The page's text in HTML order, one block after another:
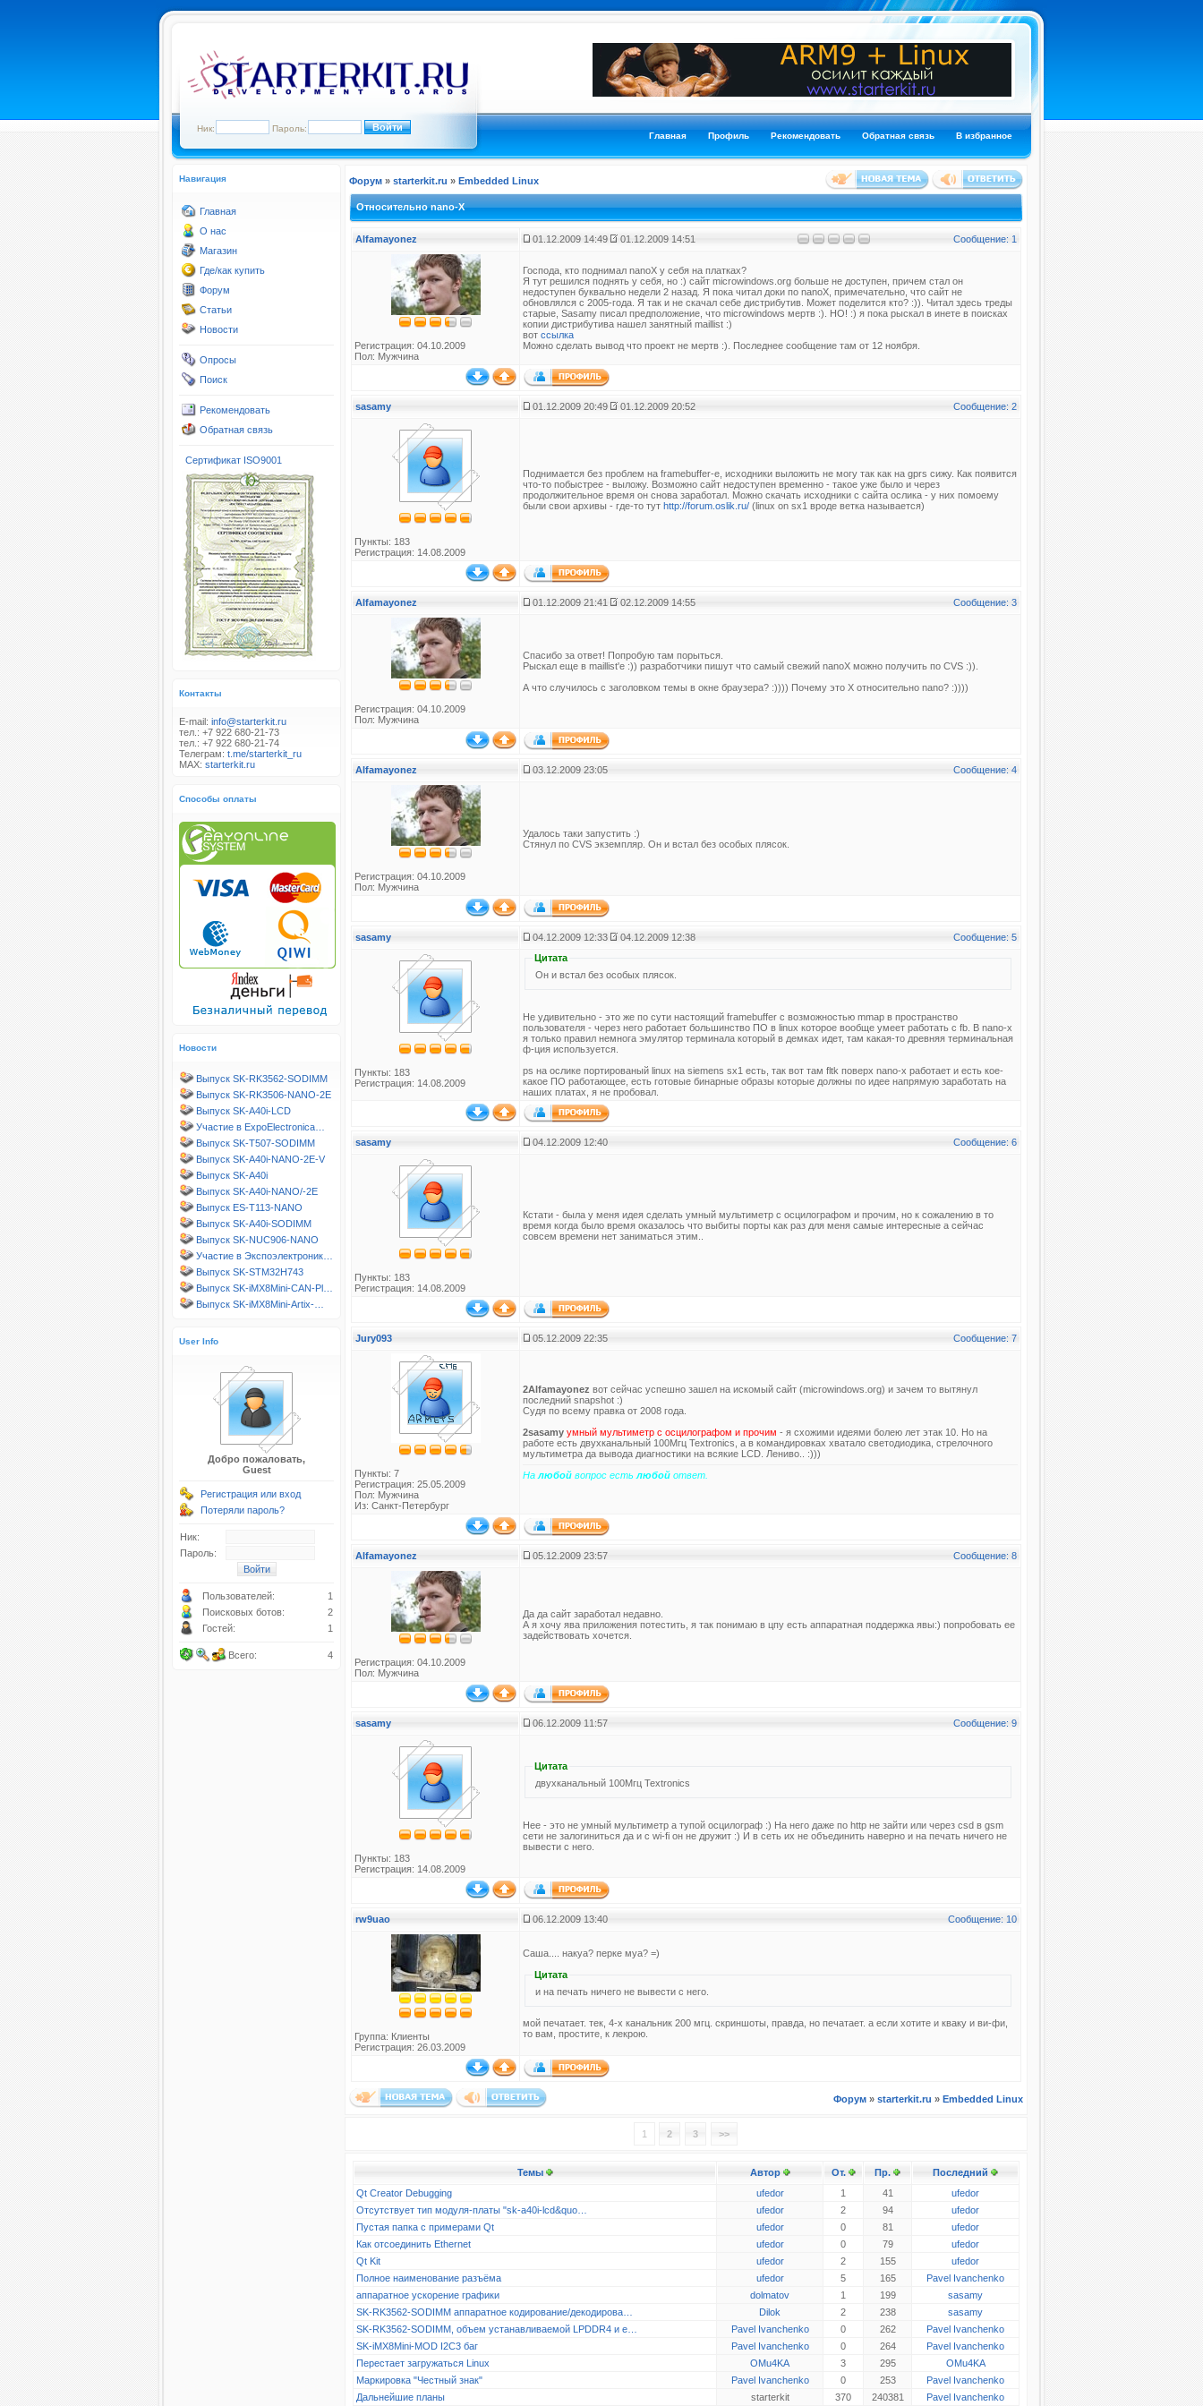
Ник: Пароль:
Главная Профиль Рекомендовать Обратная связь В избранное
Навигация
Главная
О нас
Магазин
Где/как купить
Форум
Статьи
Новости
Опросы
Поиск
Рекомендовать
Обратная связь
Сертификат ISO9001
Контакты
E-mail: info@starterkit.ru
тел.: +7 922 680-21-73
тел.: +7 922 680-21-74
Телеграм: t.me/starterkit_ru
MAX: starterkit.ru
Способы оплаты
Новости
Выпуск SK-RK3562-SODIMM
Выпуск SK-RK3506-NANO-2E
Выпуск SK-A40i-LCD
Участие в ExpoElectronica…
Выпуск SK-T507-SODIMM
Выпуск SK-A40i-NANO-2E-V
Выпуск SK-A40i
Выпуск SK-A40i-NANO/-2E
Выпуск ES-T113-NANO
Выпуск SK-A40i-SODIMM
Выпуск SK-NUC906-NANO
Участие в Экспоэлектроник…
Выпуск SK-STM32H743
Выпуск SK-iMX8Mini-CAN-Pl…
Выпуск SK-iMX8Mini-Artix-…
User Info
Добро пожаловать,
Guest
Регистрация или вход
Потеряли пароль?
Ник:
Пароль:
Пользователей:
1
Поисковых ботов:
2
Гостей:
1
Всего: 4
Форум » starterkit.ru » Embedded Linux
Относительно nano-X
Alfamayonez 01.12.2009 14:49 01.12.2009 14:51 Сообщение: 1
Регистрация: 04.10.2009
Пол: Мужчина
Господа, кто поднимал nanoX у себя на платках?
Я тут решился поднять у себя, но :) сайт microwindows.org больше не доступен, причем стал он
недоступен буквально недели 2 назад. Я пока читал доки по nanoX, примечательно, что сайт не
обновлялся с 2005-года. Я так и не скачал себе дистрибутив. Может поделится кто? :)). Читал здесь треды
старые, Sasamy писал предположение, что microwindows мертв :). НО! :) я пока рыскал в инете в поисках
копии дистрибутива нашел занятный maillist :)
вот ссылка
Можно сделать вывод что проект не мертв :). Последнее сообщение там от 12 ноября.
sasamy 01.12.2009 20:49 01.12.2009 20:52 Сообщение: 2
Пункты: 183
Регистрация: 14.08.2009
Поднимается без проблем на framebuffer-е, исходники выложить не могу так как на gprs сижу. Как появится
что-то побыстрее - выложу. Возможно сайт недоступен временно - такое уже было и через
продолжительное время он снова заработал. Можно скачать исходники c сайта ослика - у них помоему
были свои архивы - где-то тут http://forum.oslik.ru/ (linux on sx1 вроде ветка называется)
Alfamayonez 01.12.2009 21:41 02.12.2009 14:55 Сообщение: 3
Регистрация: 04.10.2009
Пол: Мужчина
Спасибо за ответ! Попробую там порыться.
Рыскал еще в maillist'е :)) разработчики пишут что самый свежий nanoX можно получить по CVS :)).
А что случилось с заголовком темы в окне браузера? :)))) Почему это X относительно nano? :))))
Alfamayonez 03.12.2009 23:05 Сообщение: 4
Регистрация: 04.10.2009
Пол: Мужчина
Удалось таки запустить :)
Стянул по CVS экземпляр. Он и встал без особых плясок.
sasamy 04.12.2009 12:33 04.12.2009 12:38 Сообщение: 5
Пункты: 183
Регистрация: 14.08.2009
Цитата
Он и встал без особых плясок.
Не удивительно - это же по сути настоящий framebuffer с возможностью mmap в пространство
пользователя - через него работает большинство ПО в linux которое вообще умеет работать с fb. В nano-x
я только правил немнога эмулятор терминала который в демках идет, там какая-то древняя терминальная
ф-ция используется.
ps на ослике портированый linux на siemens sx1 есть, так вот там fltk поверх nano-x работает и есть кое-
какое ПО работающее, есть готовые бинарные образы которые должны по идее напрямую заработать на
наших платах, я не пробовал.
sasamy 04.12.2009 12:40 Сообщение: 6
Пункты: 183
Регистрация: 14.08.2009
Кстати - была у меня идея сделать умный мультиметр с осцилографом и прочим, но к сожалению в то
время когда было время оказалось что выбиты порты как раз для меня самые интересные а сейчас
совсем времени нет заниматься этим..
Jury093 05.12.2009 22:35 Сообщение: 7
Пункты: 7
Регистрация: 25.05.2009
Пол: Мужчина
Из: Санкт-Петербург
2Alfamayonez вот сейчас успешно зашел на искомый сайт (microwindows.org) и зачем то вытянул
последний snapshot :)
Судя по всему правка от 2008 года.
2sasamy умный мультиметр с осцилографом и прочим - я схожими идеями болею лет этак 10. Но на
работе есть двухканальный 100Мгц Textronics, а в командировках хватало светодиодика, стрелочного
мультиметра да вывода диагностики на всякие LCD. Лениво.. :)))
На любой вопрос есть любой ответ.
Alfamayonez 05.12.2009 23:57 Сообщение: 8
Регистрация: 04.10.2009
Пол: Мужчина
Да да сайт заработал недавно.
А я хочу ява приложения потестить, я так понимаю в цпу есть аппаратная поддержка явы:) попробовать ее
задействовать хочется.
sasamy 06.12.2009 11:57 Сообщение: 9
Пункты: 183
Регистрация: 14.08.2009
Цитата
двухканальный 100Мгц Textronics
Нее - это не умный мультиметр а тупой осцилограф :) На него даже по http не зайти или через csd в gsm
сети не залогиниться да и c wi-fi он не дружит :) И в сеть их не объединить наверно и на печать ничего не
вывести с него.
rw9uao 06.12.2009 13:40 Сообщение: 10
Группа: Клиенты
Регистрация: 26.03.2009
Саша.... накуа? перке муа? =)
Цитата
и на печать ничего не вывести с него.
мой печатает. тек, 4-х канальник 200 мгц. скриншоты, правда, но печатает. а если хотите и кваку и ви-фи,
то вам, простите, к лекрою.
Форум » starterkit.ru » Embedded Linux
1 2 3 >>
Темы Автор От. Пр.
Последний
Qt Creator Debugging
ufedor 1 41
ufedor
Отсутствует тип модуля-платы "sk-a40i-lcd&quo…
ufedor 2 94
ufedor
Пустая папка с примерами Qt
ufedor 0 81
ufedor
Как отсоединить Ethernet
ufedor 0 79
ufedor
Qt Kit
ufedor 2 155
ufedor
Полное наименование разъёма
ufedor 5 165
Pavel Ivanchenko
аппаратное ускорение графики
dolmatov 1 199
sasamy
SK-RK3562-SODIMM аппаратное кодирование/декодирова…
Dilok 2 238
sasamy
SK-RK3562-SODIMM, объем устанавливаемой LPDDR4 и e…
Pavel Ivanchenko 0 262
Pavel Ivanchenko
SK-iMX8Mini-MOD I2C3 баг
Pavel Ivanchenko 0 264
Pavel Ivanchenko
Перестает загружаться Linux
OMu4KA 3 295
OMu4KA
Маркировка "Честный знак"
Pavel Ivanchenko 0 253
Pavel Ivanchenko
Дальнейшие планы
starterkit 370 240381 Pavel Ivanchenko